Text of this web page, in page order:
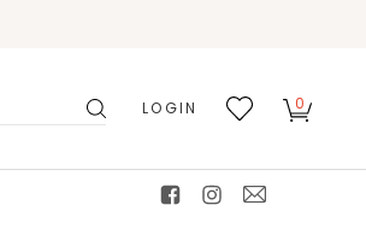
LOGIN 0